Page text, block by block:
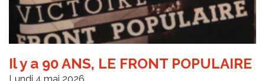
Il y a 90 ANS, LE FRONT POPULAIRE